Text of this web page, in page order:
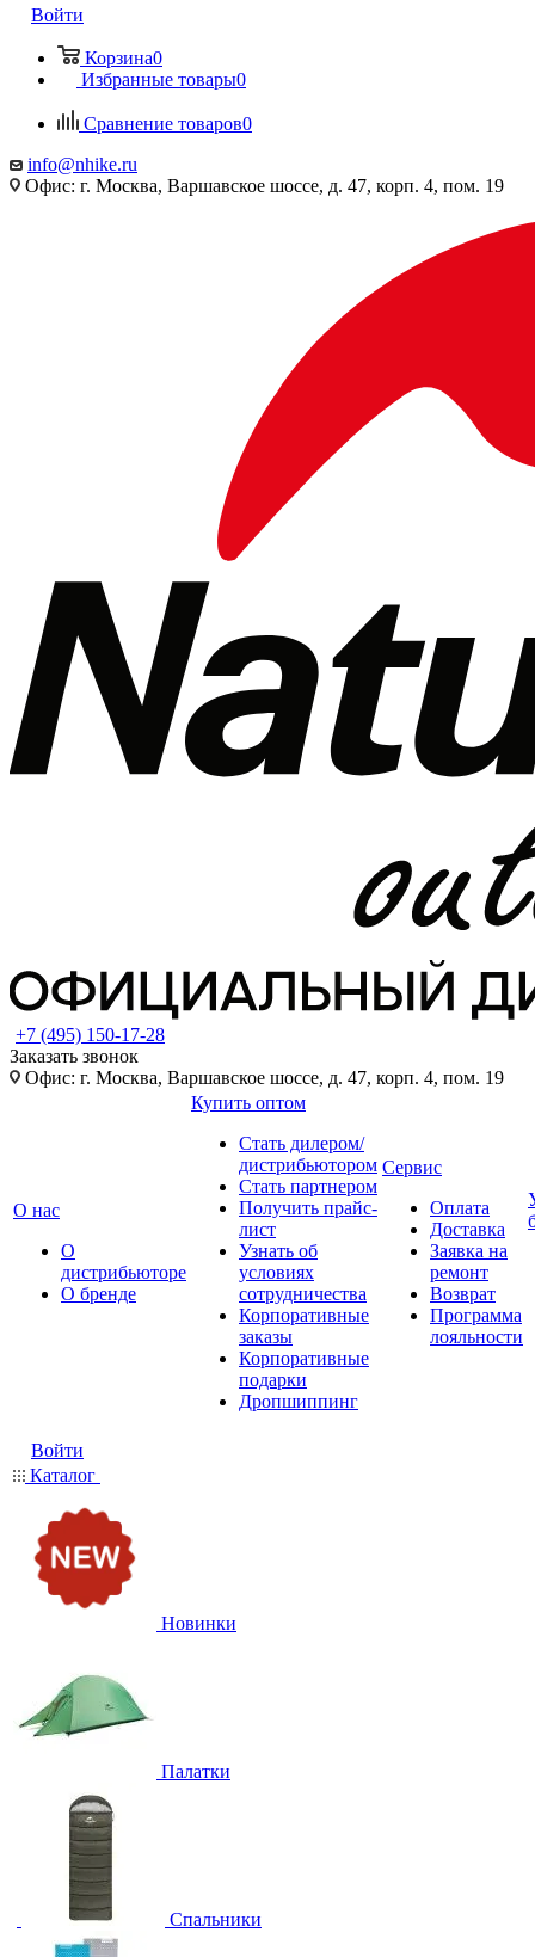
Войти
Корзина0
Избранные товары0
Сравнение товаров0
info@nhike.ru
Офис: г. Москва, Варшавское шоссе, д. 47, корп. 4, пом. 19
+7 (495) 150-17-28
Заказать звонок
Офис: г. Москва, Варшавское шоссе, д. 47, корп. 4, пом. 19
О нас
О
дистрибьюторе
О бренде
Купить оптом
Стать дилером/
дистрибьютором
Стать партнером
Получить прайс-
лист
Узнать об
условиях
сотрудничества
Корпоративные
заказы
Корпоративные
подарки
Дропшиппинг
Сервис
Оплата
Доставка
Заявка на
ремонт
Возврат
Программа
лояльности
Войти
Каталог
Новинки
Палатки
Спальники